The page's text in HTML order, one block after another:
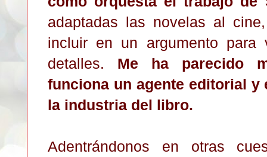
adaptadas las novelas al
incluir en un argumento
detalles. Me ha parecido
funciona un agente editorial y
la industria del libro.
Adentrándonos en otras